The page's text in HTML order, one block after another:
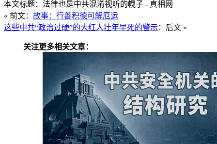
本文标题：法律也是中共混淆视听的幌子 - 真相网
« 前文： 故事：行善积德可解厄运
这些中共“政治过硬”的大红人壮年早死的警示 ：后文 »
关注更多相关文章：